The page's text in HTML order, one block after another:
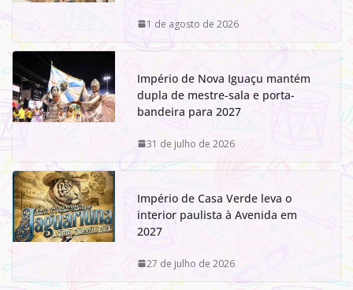
1 de agosto de 2026
Império de Nova Iguaçu mantém
dupla de mestre-sala e porta-
bandeira para 2027
31 de julho de 2026
Império de Casa Verde leva o
interior paulista à Avenida em
2027
27 de julho de 2026